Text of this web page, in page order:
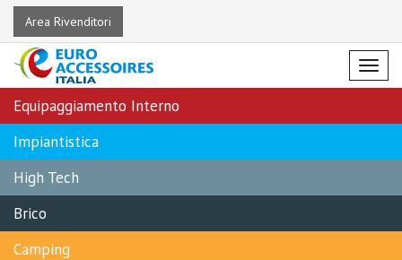
Area Rivenditori
Menu
Equipaggiamento Interno
Impiantistica
High Tech
Brico
Camping